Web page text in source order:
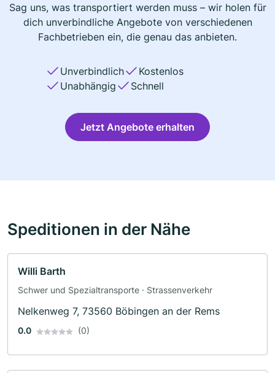
Sag uns, was transportiert werden muss – wir holen für
dich unverbindliche Angebote von verschiedenen
Fachbetrieben ein, die genau das anbieten.
Unverbindlich
Kostenlos
Unabhängig
Schnell
Jetzt Angebote erhalten
Speditionen in der Nähe
Willi Barth
Schwer und Spezialtransporte · Strassenverkehr
Nelkenweg 7, 73560 Böbingen an der Rems
0.0 (0)